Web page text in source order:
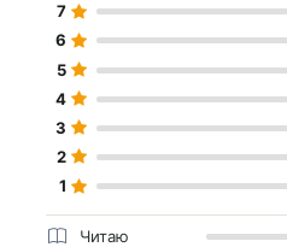
7
6
5
4
3
2
1
Читаю